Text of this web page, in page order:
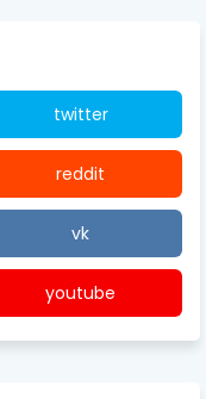
twitter
reddit
vk
youtube